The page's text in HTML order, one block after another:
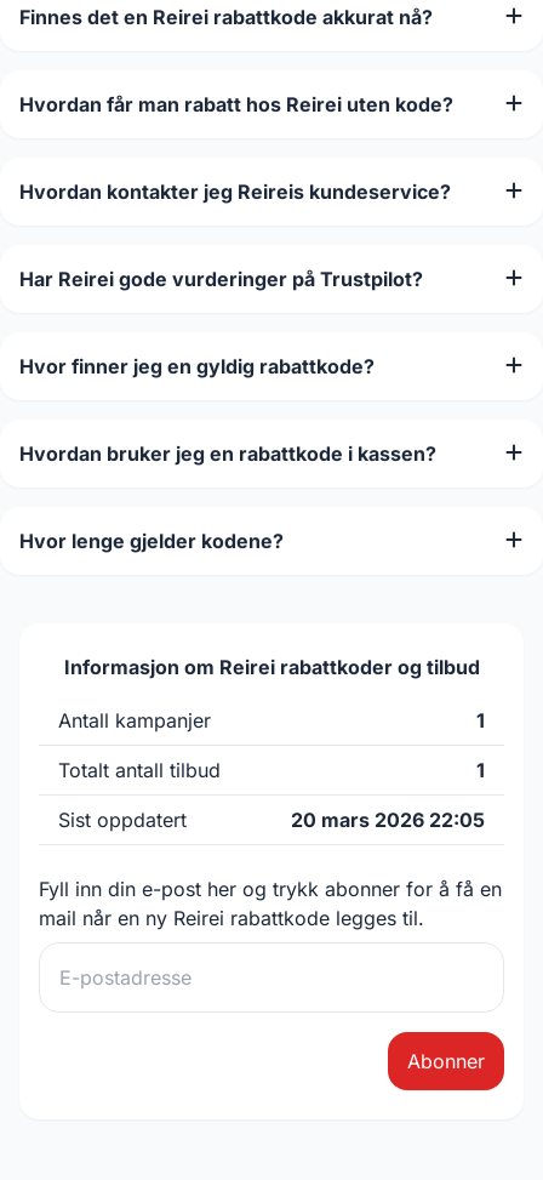
Finnes det en Reirei rabattkode akkurat nå?
Hvordan får man rabatt hos Reirei uten kode?
Hvordan kontakter jeg Reireis kundeservice?
Har Reirei gode vurderinger på Trustpilot?
Hvor finner jeg en gyldig rabattkode?
Hvordan bruker jeg en rabattkode i kassen?
Hvor lenge gjelder kodene?
Informasjon om Reirei rabattkoder og tilbud
Antall kampanjer 1
Totalt antall tilbud 1
Sist oppdatert 20 mars 2026 22:05
Fyll inn din e-post her og trykk abonner for å få en
mail når en ny Reirei rabattkode legges til.
Abonner